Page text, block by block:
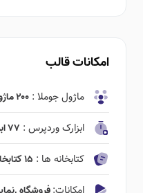
امکانات قالب
ماژول جوملا : ۲۰۰ ماژول اختصاصی
ابزارک وردپرس : ۷۷ ابزارک اختصاصی
کتابخانه ها : ۱۵ کتابخانه جاوا اسکریپت